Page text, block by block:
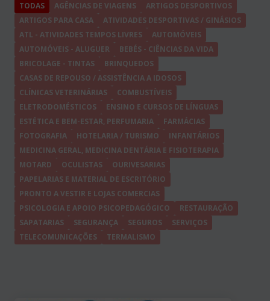
TODAS AGÊNCIAS DE VIAGENS
ARTIGOS DESPORTIVOS
ARTIGOS PARA CASA
ATIVIDADES DESPORTIVAS / GINÁSIOS
ATL - ATIVIDADES TEMPOS LIVRES
AUTOMÓVEIS
AUTOMÓVEIS - ALUGUER
BEBÉS - CIÊNCIAS DA VIDA
BRICOLAGE - TINTAS
BRINQUEDOS
CASAS DE REPOUSO / ASSISTÊNCIA A IDOSOS
CLÍNICAS VETERINÁRIAS
COMBUSTÍVEIS
ELETRODOMÉSTICOS
ENSINO E CURSOS DE LÍNGUAS
ESTÉTICA E BEM-ESTAR, PERFUMARIA
FARMÁCIAS
FOTOGRAFIA
HOTELARIA / TURISMO
INFANTÁRIOS
MEDICINA GERAL, MEDICINA DENTÁRIA E FISIOTERAPIA
MOTARD
OCULISTAS
OURIVESARIAS
PAPELARIAS E MATERIAL DE ESCRITÓRIO
PRONTO A VESTIR E LOJAS COMERCIAS
PSICOLOGIA E APOIO PSICOPEDAGÓGICO
RESTAURAÇÃO
SAPATARIAS
SEGURANÇA SEGUROS
SERVIÇOS
TELECOMUNICAÇÕES
TERMALISMO